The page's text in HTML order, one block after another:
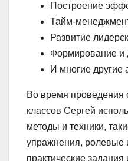
Построение
Тайм-
Развитие
Формирование и
И многие другие
Во время проведения
классов Сергей
методы и техники,
упражнения, ролевые
практические